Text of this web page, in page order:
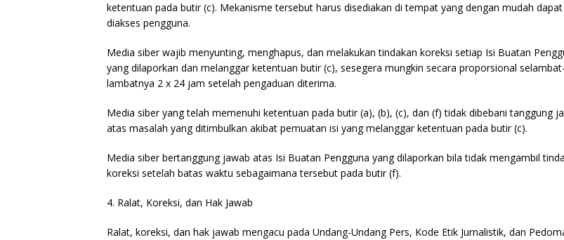
ketentuan pada butir (c). Mekanisme tersebut harus disediakan di tempat yang dengan mudah dapat
diakses pengguna.
Media siber wajib menyunting, menghapus, dan melakukan tindakan koreksi setiap Isi Buatan
yang dilaporkan dan melanggar ketentuan butir (c), sesegera mungkin secara proporsional selambat-
lambatnya 2 x 24 jam setelah pengaduan diterima.
Media siber yang telah memenuhi ketentuan pada butir (a), (b), (c), dan (f) tidak dibebani tanggung
atas masalah yang ditimbulkan akibat pemuatan isi yang melanggar ketentuan pada butir (c).
Media siber bertanggung jawab atas Isi Buatan Pengguna yang dilaporkan bila tidak mengambil
koreksi setelah batas waktu sebagaimana tersebut pada butir (f).
4. Ralat, Koreksi, dan Hak Jawab
Ralat, koreksi, dan hak jawab mengacu pada Undang-Undang Pers, Kode Etik Jurnalistik, dan